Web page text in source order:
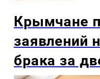
Крымчане
заявлений
брака за